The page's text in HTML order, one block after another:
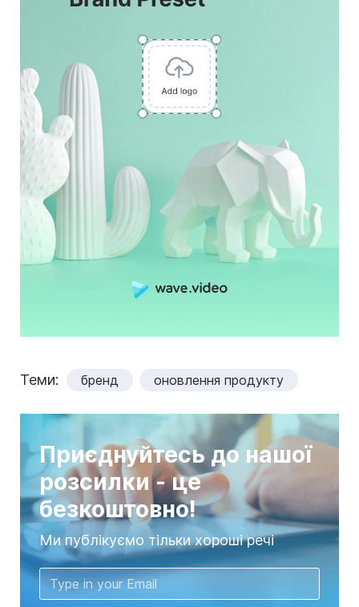
Теми: бренд оновлення продукту
Приєднуйтесь до нашої
розсилки - це
безкоштовно!
Ми публікуємо тільки хороші речі